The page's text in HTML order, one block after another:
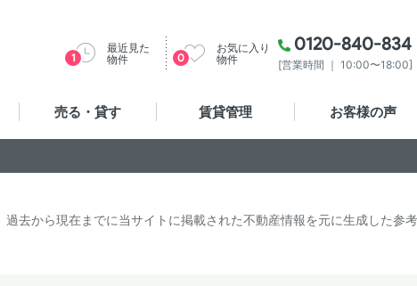
0120-840-834
[営業時間 ｜ 10:00〜18:00]
最近見た
物件
1
お気に入り
物件
0
売る・貸す 賃貸管理 お客様の声
去から現在までに当サイトに掲載された不動産情報を元に生成した参